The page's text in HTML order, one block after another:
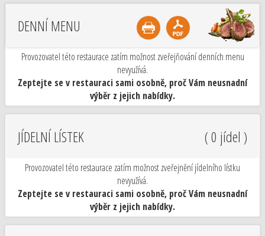
DENNÍ MENU
Provozovatel této restaurace zatím možnost zveřejňování denních menu
nevyužívá.
Zeptejte se v restauraci sami osobně, proč Vám neusnadní
výběr z jejich nabídky.
JÍDELNÍ LÍSTEK ( 0 jídel )
Provozovatel této restaurace zatím možnost zveřejnění jídelního lístku
nevyužívá.
Zeptejte se v restauraci sami osobně, proč Vám neusnadní
výběr z jejich nabídky.